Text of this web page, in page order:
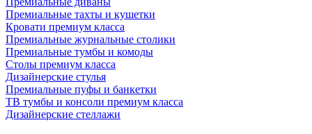
Премиальные тахты и кушетки
Кровати премиум класса
Премиальные журнальные столики
Премиальные тумбы и комоды
Столы премиум класса
Дизайнерские стулья
Премиальные пуфы и банкетки
ТВ тумбы и консоли премиум класса
Дизайнерские стеллажи